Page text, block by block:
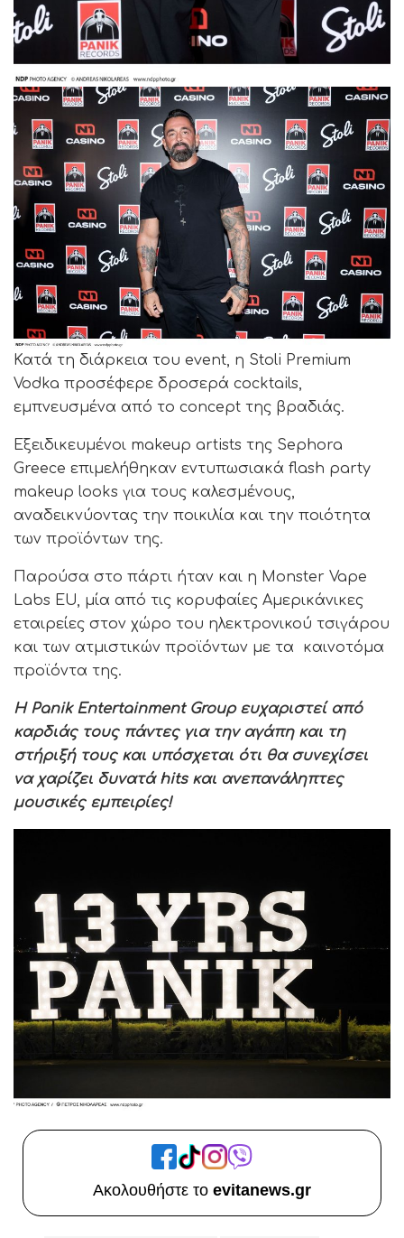
Κατά τη διάρκεια του event, η Stoli Premium
Vodka προσέφερε δροσερά cocktails,
εμπνευσμένα από το concept της βραδιάς.
Εξειδικευμένοι makeup artists της Sephora
Greece επιμελήθηκαν εντυπωσιακά flash party
makeup looks για τους καλεσμένους,
αναδεικνύοντας την ποικιλία και την ποιότητα
των προϊόντων της.
Παρούσα στο πάρτι ήταν και η Monster Vape
Labs EU, μία από τις κορυφαίες Αμερικάνικες
εταιρείες στον χώρο του ηλεκτρονικού τσιγάρου
και των ατμιστικών προϊόντων με τα καινοτόμα
προϊόντα της.
H Panik Entertainment Group ευχαριστεί από
καρδιάς τους πάντες για την αγάπη και τη
στήριξή τους και υπόσχεται ότι θα συνεχίσει
να χαρίζει δυνατά hits και ανεπανάληπτες
μουσικές εμπειρίες!
Ακολουθήστε το evitanews.gr